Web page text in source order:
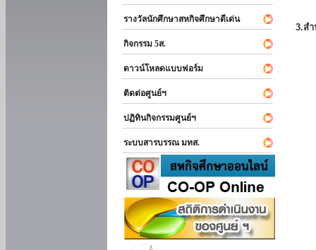
รางวัลนักศึกษาสหกิจศึกษาดีเด่น
กิจกรรม 5ส.
ดาวน์โหลดแบบฟอร์ม
ติดต่อศูนย์ฯ
ปฏิทินกิจกรรมศูนย์ฯ
ระบบสารบรรณ มทส.
3.ส